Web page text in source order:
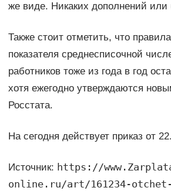
же виде. Никаких дополнений или
Также стоит отметить, что
показателя среднесписочной
работников тоже из года в год
хотя ежегодно утверждаются
Росстата.
На сегодня действует приказ от
Источник: https://
online.ru/art/161234-